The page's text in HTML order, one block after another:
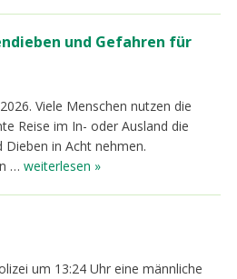
und Gefahren für
Viele Menschen nutzen die
Reise im In- oder Ausland die
in Acht nehmen.
… weiterlesen »
um 13:24 Uhr eine männliche